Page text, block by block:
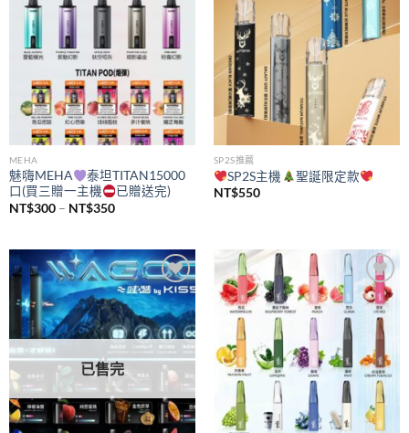
MEHA
魅嗨MEHA
泰坦TITAN15000
口(買三贈一主機
已贈送完)
NT$300 – NT$350價
NT$300
到
NT$350
SP2S推薦
SP2S主機
聖誕限定款
NT$550
Add to
wishlist
已售完
Add to
wishlist